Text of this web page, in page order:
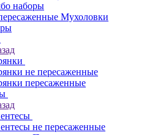
наборы
Мухоловки
не пересаженные
пересаженные
не пересаженные